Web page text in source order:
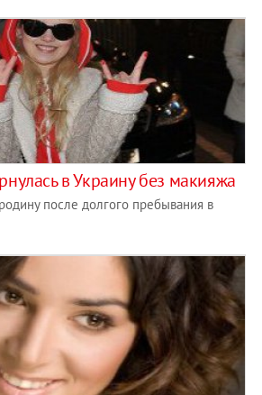
в Украину без макияжа
после долгого пребывания в